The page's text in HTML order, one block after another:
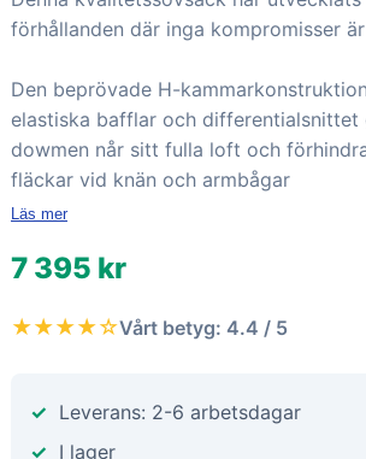
förhållanden där inga kompromisser
Den beprövade H-
elastiska bafflar och differentialsnittet
dowmen når sitt fulla loft och
fläckar vid knän och armbågar
Läs mer
7 395 kr
★★★★☆Vårt betyg: 4.4 / 5
Leverans: 2-6 arbetsdagar
I lager